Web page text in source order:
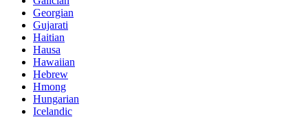
Georgian
Gujarati
Haitian
Hausa
Hawaiian
Hebrew
Hmong
Hungarian
Icelandic